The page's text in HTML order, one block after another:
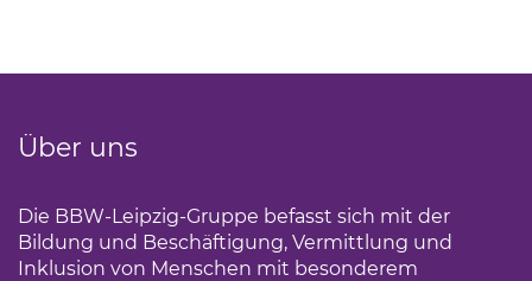
Über uns
Die BBW-Leipzig-Gruppe befasst sich mit der
Bildung und Beschäftigung, Vermittlung und
Inklusion von Menschen mit besonderem